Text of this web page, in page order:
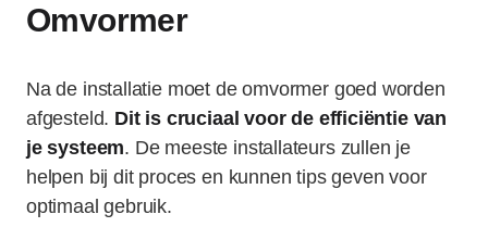
Omvormer
Na de installatie moet de omvormer goed worden
afgesteld. Dit is cruciaal voor de efficiëntie van
je systeem. De meeste installateurs zullen je
helpen bij dit proces en kunnen tips geven voor
optimaal gebruik.